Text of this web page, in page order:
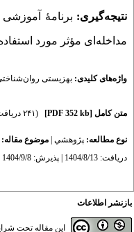
نتیجه‌گیری: برنامۀ
مداخله‌ای مؤثر مورد
واژه‌های کلیدی: بهزیستی
متن کامل [PDF 352 kb] (۲۴۱ دریافت)
نوع مطالعه: پژوهشي موضوع مقاله:
دریافت: 1404/8/13 | پذیرش: 1404/9/8 | انتشار: 1404/10/10
بازنشر اطلاعات
این مقاله تحت